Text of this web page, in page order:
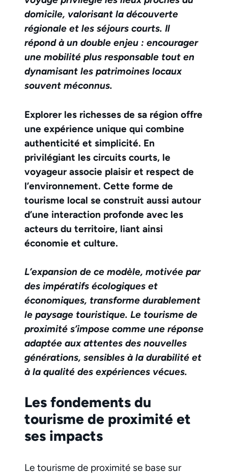
domicile, valorisant la découverte
régionale et les séjours courts. Il
répond à un double enjeu : encourager
une mobilité plus responsable tout en
dynamisant les patrimoines locaux
souvent méconnus.
Explorer les richesses de sa région offre
une expérience unique qui combine
authenticité et simplicité. En
privilégiant les circuits courts, le
voyageur associe plaisir et respect de
l’environnement. Cette forme de
tourisme local se construit aussi autour
d’une interaction profonde avec les
acteurs du territoire, liant ainsi
économie et culture.
L’expansion de ce modèle, motivée par
des impératifs écologiques et
économiques, transforme durablement
le paysage touristique. Le tourisme de
proximité s’impose comme une réponse
adaptée aux attentes des nouvelles
générations, sensibles à la durabilité et
à la qualité des expériences vécues.
Les fondements du
tourisme de proximité et
ses impacts
Le tourisme de proximité se base sur